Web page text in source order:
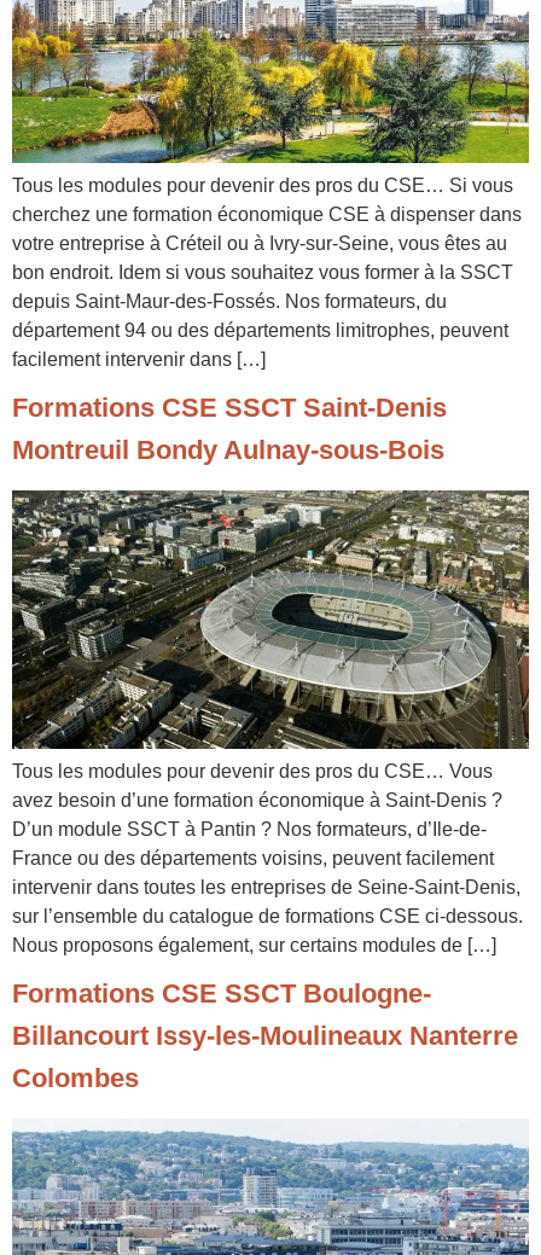
Tous les modules pour devenir des pros du CSE… Si vous
cherchez une formation économique CSE à dispenser dans
votre entreprise à Créteil ou à Ivry-sur-Seine, vous êtes au
bon endroit. Idem si vous souhaitez vous former à la SSCT
depuis Saint-Maur-des-Fossés. Nos formateurs, du
département 94 ou des départements limitrophes, peuvent
facilement intervenir dans […]
Formations CSE SSCT Saint-Denis
Montreuil Bondy Aulnay-sous-Bois
Tous les modules pour devenir des pros du CSE… Vous
avez besoin d’une formation économique à Saint-Denis ?
D’un module SSCT à Pantin ? Nos formateurs, d’Ile-de-
France ou des départements voisins, peuvent facilement
intervenir dans toutes les entreprises de Seine-Saint-Denis,
sur l’ensemble du catalogue de formations CSE ci-dessous.
Nous proposons également, sur certains modules de […]
Formations CSE SSCT Boulogne-
Billancourt Issy-les-Moulineaux Nanterre
Colombes